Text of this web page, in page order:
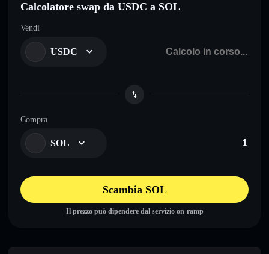
Calcolatore swap da USDC a SOL
Vendi
USDC
Compra
SOL
Scambia SOL
Il prezzo può dipendere dal servizio on-ramp